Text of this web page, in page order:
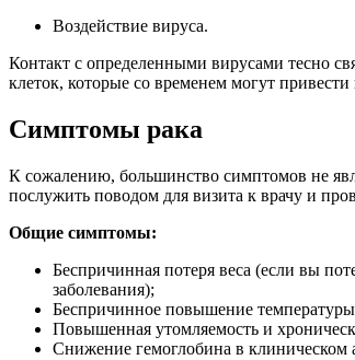
Воздействие вируса.
Контакт с определенными вирусами тесно
клеток, которые со временем могут привести
Симптомы рака
К сожалению, большинство симптомов не
послужить поводом для визита к врачу и
Общие симптомы:
Беспричинная потеря веса (если вы
заболевания);
Беспричинное повышение температуры
Повышенная утомляемость и
Снижение гемоглобина в клиническом